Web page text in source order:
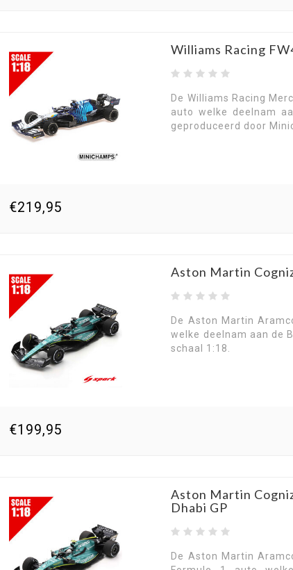
Williams Racing
De Williams Racing
auto welke deelnam
geproduceerd door
€219,95
Aston Martin
De Aston Martin
welke deelnam aan de
schaal 1:18.
€199,95
Aston Martin
Dhabi GP
De Aston Martin